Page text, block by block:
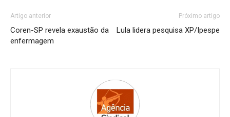
Artigo anterior
Coren-SP revela exaustão da
enfermagem
Próximo artigo
Lula lidera pesquisa XP/Ipespe